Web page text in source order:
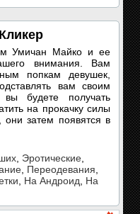
Умичан Майко и ее
внимания. Вам
попкам девушек,
вам своим
будете получать
на прокачку силы
затем появятся в
Эротические
Переодевания
На Андроид
На